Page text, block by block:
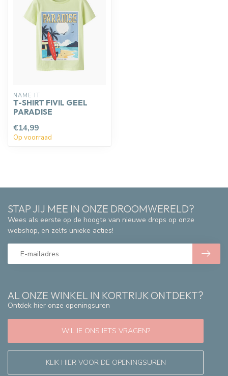
NAME IT
T-SHIRT FIVIL GEEL
PARADISE
€14,99
Op voorraad
AL ONZE WINKEL IN KORTRIJK ONTDEKT?
Ontdek hier onze openingsuren
WIL JE ONS IETS VRAGEN?
KLIK HIER VOOR DE OPENINGSUREN
STAP JIJ MEE IN ONZE DROOMWERELD?
Wees als eerste op de hoogte van nieuwe drops op onze
webshop, en zelfs unieke acties!